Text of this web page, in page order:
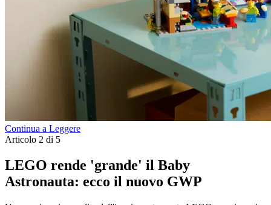
Continua a Leggere
Articolo 2 di 5
LEGO rende 'grande' il Baby
Astronauta: ecco il nuovo GWP